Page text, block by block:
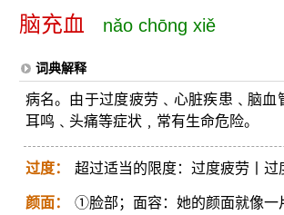
脑充血 nǎo chōng xiě
词典解释
病名。由于过度疲劳﹑心脏疾患﹑脑血
耳鸣﹑头痛等症状﹐常有生命危险。
过度： 超过适当的限度：过度疲劳丨过
颜面：
①脸部；面容：她的颜面就像一